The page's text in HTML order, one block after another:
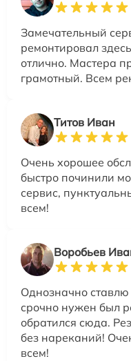
Замечательный
ремонтировал
отлично. Мастера
грамотный. Всем
Титов Иван
Очень хорошее
быстро починили
сервис,
всем!
Воробьев
Однозначно ставлю
срочно нужен был
обратился сюда.
без нареканий!
всем!